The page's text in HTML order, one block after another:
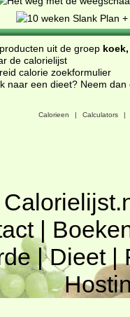
uit de groep
de calorielijst
calorie zoekformulier
naar een dieet? Neem
Calorieen | Calculators |
|
|Dieet|